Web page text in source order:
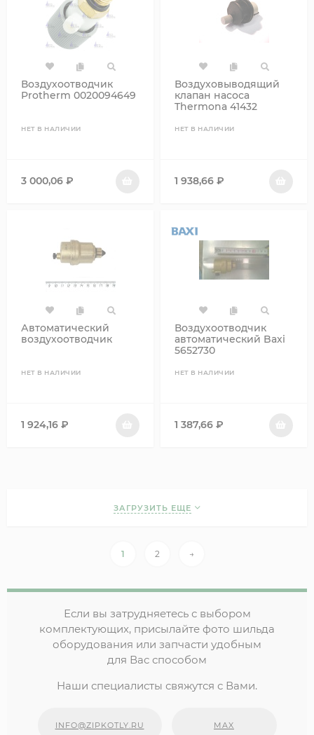
Воздухоотводчик
Protherm 0020094649
НЕТ В НАЛИЧИИ
3 000,06 ₽
Воздуховыводящий
клапан насоса
Thermona 41432
НЕТ В НАЛИЧИИ
1 938,66 ₽
Автоматический
воздухоотводчик
НЕТ В НАЛИЧИИ
1 924,16 ₽
Воздухоотводчик
автоматический Baxi
5652730
НЕТ В НАЛИЧИИ
1 387,66 ₽
ЗАГРУЗИТЬ ЕЩЕ
1 2 →
Если вы затрудняетесь с выбором
комплектующих, присылайте фото шильда
оборудования или запчасти удобным
для Вас способом
Наши специалисты свяжутся с Вами.
INFO@ZIPKOTLY.RU MAX